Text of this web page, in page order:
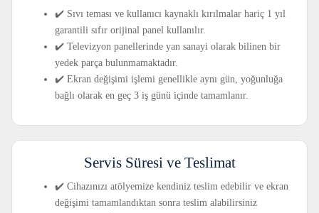
✔️ Sıvı teması ve kullanıcı kaynaklı kırılmalar hariç 1 yıl
garantili sıfır orijinal panel kullanılır.
✔️ Televizyon panellerinde yan sanayi olarak bilinen bir
yedek parça bulunmamaktadır.
✔️ Ekran değişimi işlemi genellikle aynı gün, yoğunluğa
bağlı olarak en geç 3 iş günü içinde tamamlanır.
Servis Süresi ve Teslimat
✔️ Cihazınızı atölyemize kendiniz teslim edebilir ve ekran
değişimi tamamlandıktan sonra teslim alabilirsiniz